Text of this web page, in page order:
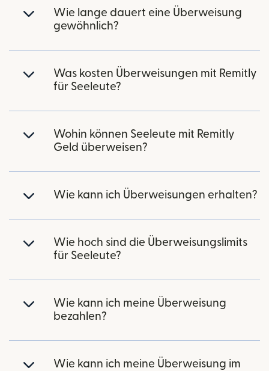
Wie lange dauert eine Überweisung
gewöhnlich?
Was kosten Überweisungen mit Remitly
für Seeleute?
Wohin können Seeleute mit Remitly
Geld überweisen?
Wie kann ich Überweisungen erhalten?
Wie hoch sind die Überweisungslimits
für Seeleute?
Wie kann ich meine Überweisung
bezahlen?
Wie kann ich meine Überweisung im